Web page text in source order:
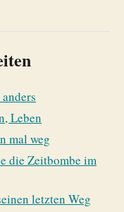
Leben
mal weg
die Zeitbombe im
letzten Weg